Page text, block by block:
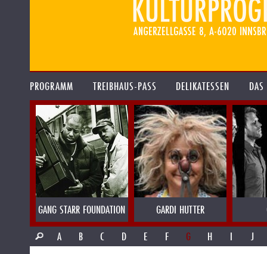
PROGRAMM TREIBHAUS-PASS DELIKATESSEN
GANG STARR FOUNDATION GARDI HUTTER
A
B C D E F G H I J